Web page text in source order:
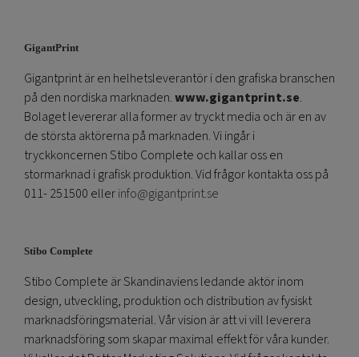
GigantPrint
Gigantprint är en helhetsleverantör i den grafiska branschen
på den nordiska marknaden.www.gigantprint.se.
Bolaget levererar alla former av tryckt media och är en av
de största aktörerna på marknaden. Vi ingår i
tryckkoncernen Stibo Complete och kallar oss en
stormarknad i grafisk produktion. Vid frågor kontakta oss på
011- 251500 ellerinfo@gigantprint.se
Stibo Complete
Stibo Complete är Skandinaviens ledande aktör inom
design, utveckling, produktion och distribution av fysiskt
marknadsföringsmaterial. Vår vision är att vi vill leverera
marknadsföring som skapar maximal effekt för våra kunder.